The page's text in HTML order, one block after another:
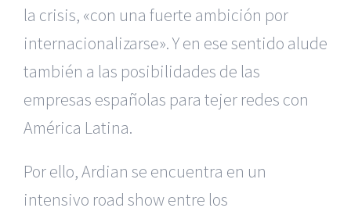
la crisis, «con una fuerte ambición por
internacionalizarse». Y en ese sentido alude
también a las posibilidades de las
empresas españolas para tejer redes con
América Latina.
Por ello, Ardian se encuentra en un
intensivo road show entre los